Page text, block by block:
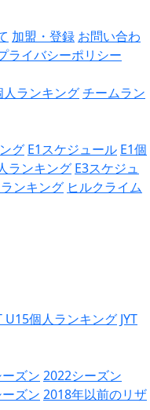
加盟・登録 お問い合わ
ライバシーポリシー
人ランキングチームラン
グ E1スケジュール E1個
ランキング E3スケジュ
ンキング ヒルクライム
U15個人ランキング JYT
ズン 2022シーズン
ズン 2018年以前のリザ